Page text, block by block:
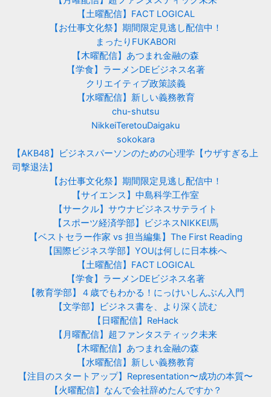
【土曜配信】FACT LOGICAL
【お仕事文化祭】期間限定見逃し配信中！
まったりFUKABORI
【木曜配信】あつまれ金融の森
【学食】ラーメンDEビジネス名著
クリエイティブ政策談義
【水曜配信】新しい義務教育
chu-shutsu
NikkeiTeretouDaigaku
sokokara
【AKB48】ビジネスパーソンのための心理学【ウザすぎる上
司撃退法】
【お仕事文化祭】期間限定見逃し配信中！
【サイエンス】中島科学工作室
【サークル】サウナビジネスサテライト
【スポーツ経済学部】ビジネスNIKKEI馬
【ベストセラー作家 vs 担当編集】The First Reading
【国際ビジネス学部】YOUは何しに日本株へ
【土曜配信】FACT LOGICAL
【学食】ラーメンDEビジネス名著
【教育学部】４歳でもわかる！にっけいしんぶん入門
【文学部】ビジネス書を、より深く読む
【日曜配信】ReHack
【月曜配信】超ファンタスティック未来
【木曜配信】あつまれ金融の森
【水曜配信】新しい義務教育
【注目のスタートアップ】Representation〜成功の本質〜
【火曜配信】なんで会社辞めたんですか？